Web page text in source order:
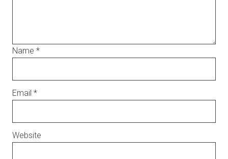
Name *
Email *
Website